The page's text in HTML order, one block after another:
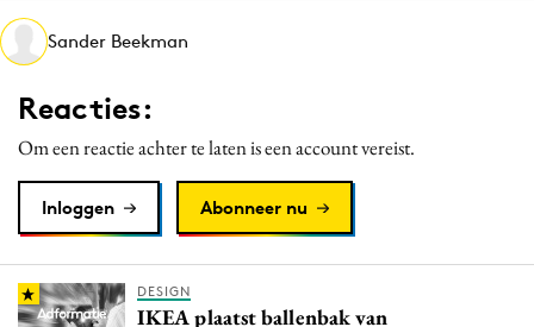
Media
Merkstrategie
PR
Reputatie & crisis
Sander Beekman
Reacties:
Om een reactie achter te laten is een account vereist.
Inloggen Abonneer nu
DESIGN
IKEA plaatst ballenbak van